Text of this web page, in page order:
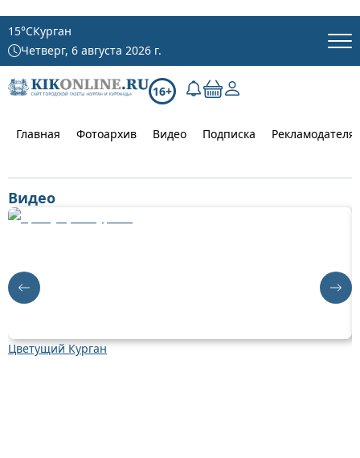
15°CКурган
Четверг, 6 августа 2026 г.
16+
Главная Фотоархив Видео Подписка
Видео
Цветущий Курган